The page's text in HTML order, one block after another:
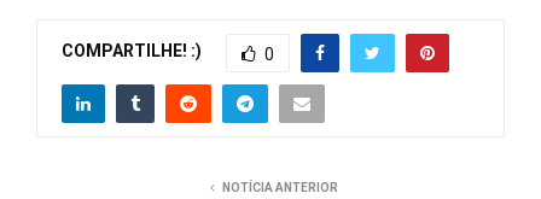
COMPARTILHE! :) 0
NOTÍCIA ANTERIOR